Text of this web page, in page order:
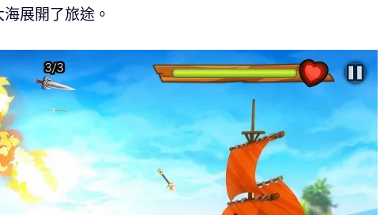
展開了旅途。